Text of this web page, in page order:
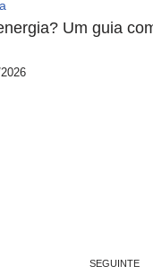
Um guia
SEGUINTE